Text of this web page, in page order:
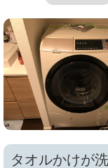
タオルかけが